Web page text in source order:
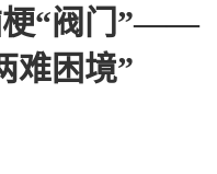
梗“阀门”——
难困境”